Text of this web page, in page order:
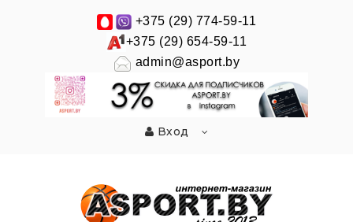
+375 (29) 774-59-11
+375 (29) 654-59-11
admin@asport.by
Вход